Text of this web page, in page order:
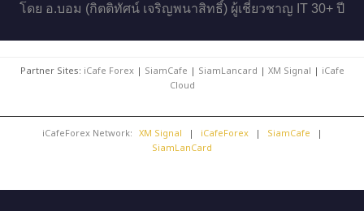
โดย อ.บอม (กิตติทัศน์ เจริญพนาสิทธิ์) ผู้เชี่ยวชาญ IT 30+ ปี
Partner Sites: iCafe Forex| SiamCafe | SiamLancard | XM Signal | iCafe
Cloud
iCafeForex Network: XM Signal | iCafeForex | SiamCafe
|
SiamLanCard